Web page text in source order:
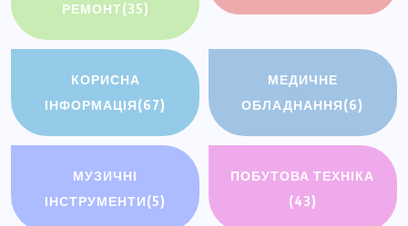
РЕМОНТ(35)
КОРИСНА
ІНФОРМАЦІЯ(67)
МЕДИЧНЕ
ОБЛАДНАННЯ(6)
МУЗИЧНІ
ІНСТРУМЕНТИ(5)
ПОБУТОВА ТЕХНІКА
(43)